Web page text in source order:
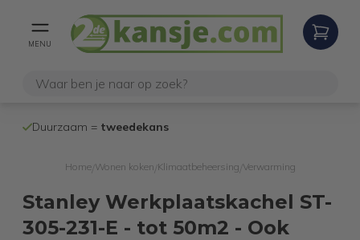
MENU
Duurzaam = tweedekans
Home/ Wonen koken Klimaatbeheersing Verwarming
Stanley Werkplaatskachel ST-
305-231-E - tot 50m2 - Ook